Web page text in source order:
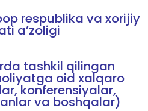
respublika va xorijiy
a’zoligi
tashkil qilingan
oid xalqaro
konferensiyalar,
va boshqalar)